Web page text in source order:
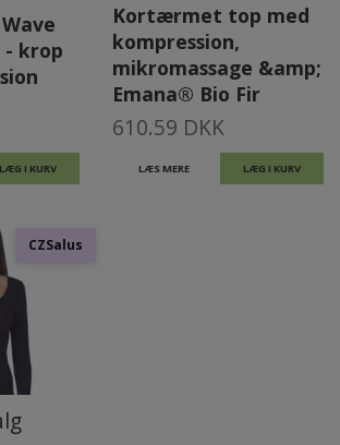
- krop
LÆG I KURV
Kortærmet top med
kompression,
mikromassage &amp;
Emana® Bio Fir
610.59 DKK
LÆS MERE LÆG I KURV
CZSalus